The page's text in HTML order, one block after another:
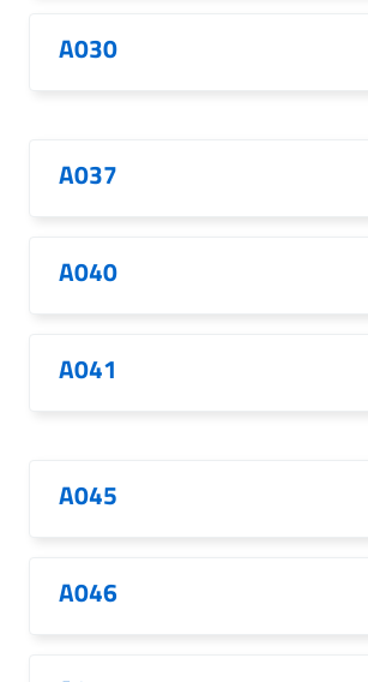
A030
A037
A040
A041
A045
A046